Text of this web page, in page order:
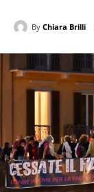
By Chiara Brilli